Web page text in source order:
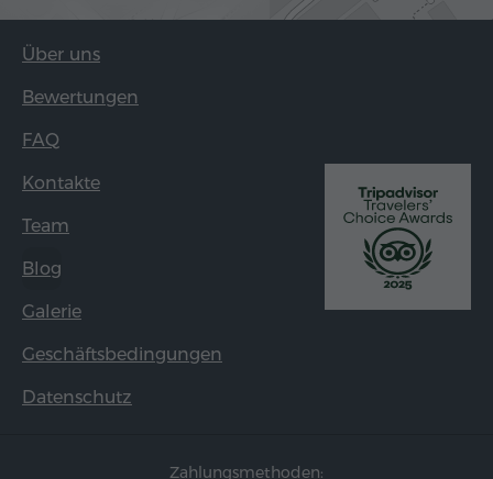
Über uns
Bewertungen
FAQ
Kontakte
Team
Blog
Galerie
Geschäftsbedingungen
Datenschutz
Zahlungsmethoden: